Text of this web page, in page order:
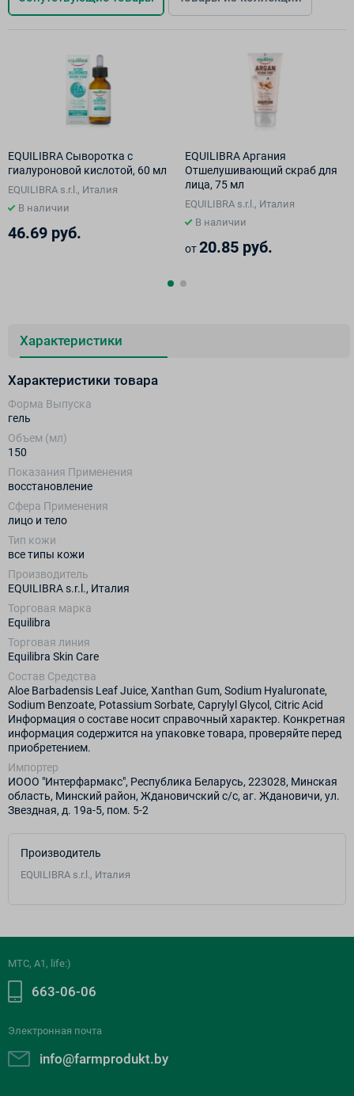
EQUILIBRA Сыворотка с
гиалуроновой кислотой, 60 мл
EQUILIBRA s.r.l., Италия
В наличии
46.69 руб.
EQUILIBRA Аргания
Отшелушивающий скраб для
лица, 75 мл
EQUILIBRA s.r.l., Италия
В наличии
от20.85 руб.
Характеристики
Характеристики товара
Форма Выпуска
гель
Объем (мл)
150
Показания Применения
восстановление
Сфера Применения
лицо и тело
Тип кожи
все типы кожи
Производитель
EQUILIBRA s.r.l., Италия
Торговая марка
Equilibra
Торговая линия
Equilibra Skin Care
Состав Средства
Aloe Barbadensis Leaf Juice, Xanthan Gum, Sodium Hyaluronate,
Sodium Benzoate, Potassium Sorbate, Caprylyl Glycol, Citric Acid
Информация о составе носит справочный характер. Конкретная
информация содержится на упаковке товара, проверяйте перед
приобретением.
Импортер
ИООО "Интерфармакс", Республика Беларусь, 223028, Минская
область, Минский район, Ждановичский с/с, аг. Ждановичи, ул.
Звездная, д. 19а-5, пом. 5-2
Производитель
EQUILIBRA s.r.l., Италия
МТС, A1, life:)
663-06-06
Электронная почта
info@farmprodukt.by